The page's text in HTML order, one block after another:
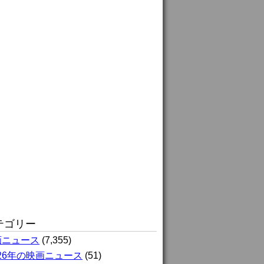
ゴリー
ュース (7,355)
年の映画ニュース (51)